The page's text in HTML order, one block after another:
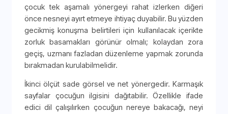
çocuk tek aşamalı yönergeyi rahat izlerken diğeri
önce nesneyi ayırt etmeye ihtiyaç duyabilir. Bu yüzden
gecikmiş konuşma belirtileri için kullanılacak içerikte
zorluk basamakları görünür olmalı; kolaydan zora
geçiş, uzmanı fazladan düzenleme yapmak zorunda
bırakmadan kurulabilmelidir.
İkinci ölçüt sade görsel ve net yönergedir. Karmaşık
sayfalar çocuğun ilgisini dağıtabilir. Özellikle ifade
edici dil çalışılırken çocuğun nereye bakacağı, neyi